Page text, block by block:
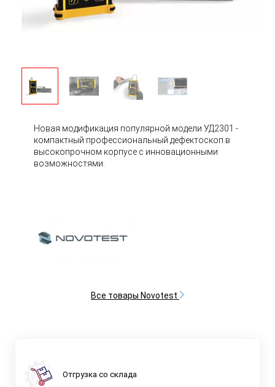
Новая модификация популярной модели УД2301 -
компактный профессиональный дефектоскоп в
высокопрочном корпусе с инновационными
возможностями.
Все товары Novotest
Отгрузка со склада